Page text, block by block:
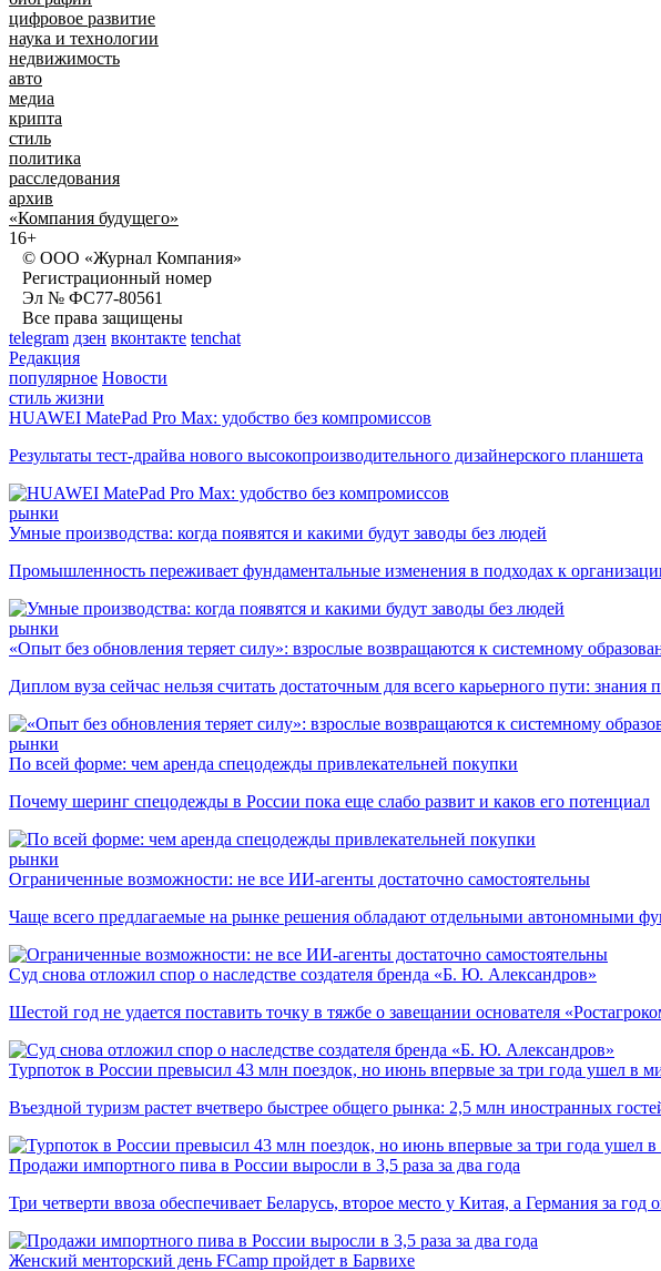
цифровое развитие
наука и технологии
недвижимость
авто
медиа
крипта
стиль
политика
расследования
архив
«Компания будущего»
16+
© ООО «Журнал Компания»
Регистрационный номер
Эл № ФС77-80561
Все права защищены
telegram дзен вконтакте tenchat
Редакция
популярное Новости
стиль жизни
HUAWEI MatePad Pro Max: удобство без компромиссов
Результаты тест-драйва нового высокопроизводительного дизайнерского планшета
рынки
Умные производства: когда появятся и какими будут заводы без людей
Промышленность переживает фундаментальные изменения в подходах к
рынки
«Опыт без обновления теряет силу»: взрослые возвращаются к системному
Диплом вуза сейчас нельзя считать достаточным для всего карьерного пути:
рынки
По всей форме: чем аренда спецодежды привлекательней покупки
Почему шеринг спецодежды в России пока еще слабо развит и каков его потенциал
рынки
Ограниченные возможности: не все ИИ-агенты достаточно самостоятельны
Чаще всего предлагаемые на рынке решения обладают отдельными автономными
Суд снова отложил спор о наследстве создателя бренда «Б. Ю. Александров»
Шестой год не удается поставить точку в тяжбе о завещании основателя
Турпоток в России превысил 43 млн поездок, но июнь впервые за три года ушел в
Въездной туризм растет вчетверо быстрее общего рынка: 2,5 млн иностранных
Продажи импортного пива в России выросли в 3,5 раза за два года
Три четверти ввоза обеспечивает Беларусь, второе место у Китая, а Германия за
Женский менторский день FCamp пройдет в Барвихе